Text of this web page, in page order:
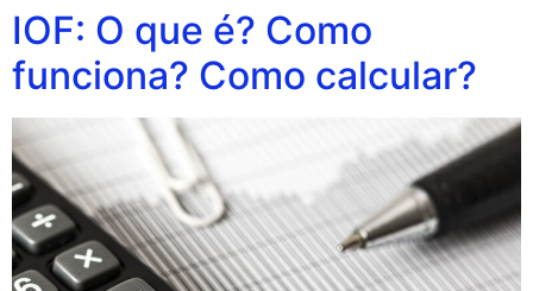
IOF: O que é? Como
funciona? Como calcular?